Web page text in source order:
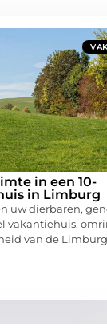
in een 10-
in Limburg
uw dierbaren,
vakantiehuis,
van de